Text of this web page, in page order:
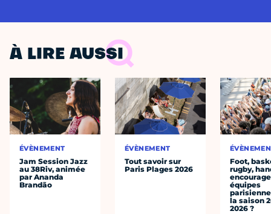
À LIRE AUSSI
ÉVÈNEMENT
Jam Session Jazz
au 38Riv, animée
par Ananda
Brandão
ÉVÈNEMENT
Tout savoir sur
Paris Plages 2026
Foot,
rugby,
équipes
la saison
2026 ?